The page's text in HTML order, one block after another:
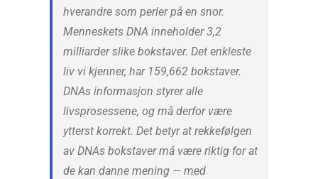
hverandre som perler på en snor.
Menneskets DNA inneholder 3,2
milliarder slike bokstaver. Det enkleste
liv vi kjenner, har 159,662 bokstaver.
DNAs informasjon styrer alle
livsprosessene, og må derfor være
ytterst korrekt. Det betyr at rekkefølgen
av DNAs bokstaver må være riktig for at
de kan danne mening — med